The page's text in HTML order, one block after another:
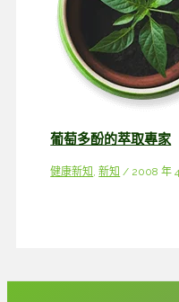
葡萄多酚的萃取專家
健康新知 ,新知 / 2008 年